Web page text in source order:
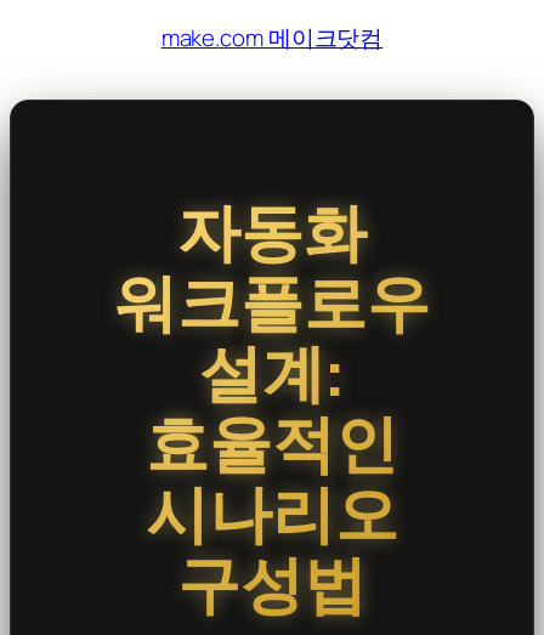
츠
로
make.com 메이크닷컴
자동화
워크플로우
설계:
효율적인
시나리오
구성법